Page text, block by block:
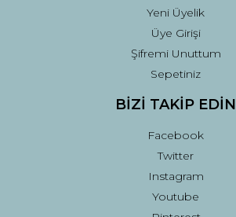
Yeni Üyelik
Üye Girişi
Şifremi Unuttum
Sepetiniz
BİZİ TAKİP EDİN
Facebook
Twitter
Instagram
Youtube